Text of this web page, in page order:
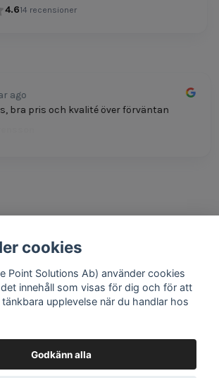
4.614 recensioner
ago
bra pris och kvalité över förväntan
agocookies
Point Solutions Ab) använder cookies
innehåll som visas för dig och för att
upplevelse när du handlar hos
Godkänn alla